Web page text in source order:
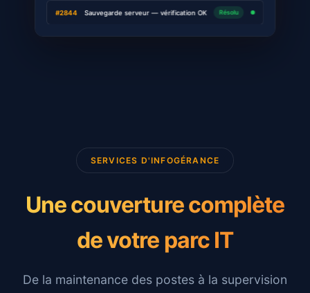
#2844 Sauvegarde serveur — vérification OK Résolu
SERVICES D'INFOGÉRANCE
Une couverture complète
de votre parc IT
De la maintenance des postes à la supervision